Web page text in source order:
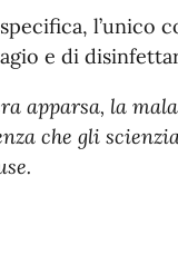
l’unico
e di
apparsa, la
che gli